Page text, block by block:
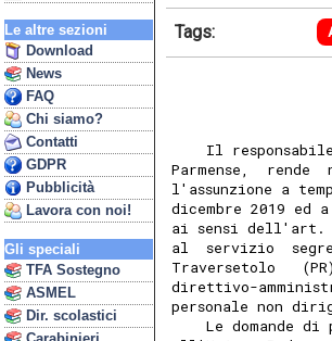
Le altre sezioni
Download
News
FAQ
Chi siamo?
Contatti
GDPR
Pubblicità
Lavora con noi!
Gli speciali
TFA Sostegno
ASMEL
Dir. scolastici
Tags:
Il
Parmense,
l'assunzione a
dicembre 2019
ai sensi dell'art.
al  servizio
Traversetolo
direttivo-
personale non
Le domande di